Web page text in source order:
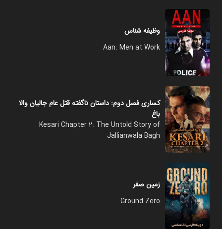
وظیفه شناس
Aan: Men at Work
کساری فصل دوم: داستان ناگفته قتل عام جالیان والا
باغ
Kesari Chapter 2: The Untold Story of
Jallianwala Bagh
زمین صفر
Ground Zero